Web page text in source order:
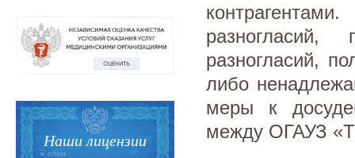
разногласий,
разногласий,
либо
меры к
между ОГАУЗ
Наши лицензии